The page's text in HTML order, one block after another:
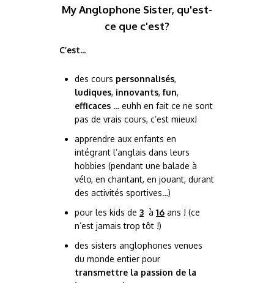
My Anglophone Sister, qu'est-
ce que c'est?
C’est...
des cours personnalisés,
ludiques, innovants,fun,
efficaces … euhh en fait ce ne sont
pas de vrais cours, c’est mieux!
apprendre aux enfants en
intégrant l’anglais dans leurs
hobbies (pendant une balade à
vélo, en chantant, en jouant, durant
des activités sportives…)
pour les kids de3 à16 ans ! (ce
n’est jamais trop tôt !)
des sisters anglophones venues
du monde entier pour
transmettre la passion de la